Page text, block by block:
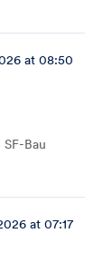
at 08:50
Bau
at 07:17